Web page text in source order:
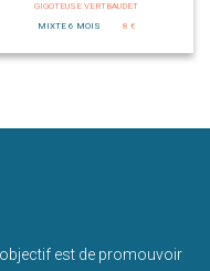
GIGOTEUSE VERTBAUDET
MIXTE 6 MOIS
8 €
est de promouvoir